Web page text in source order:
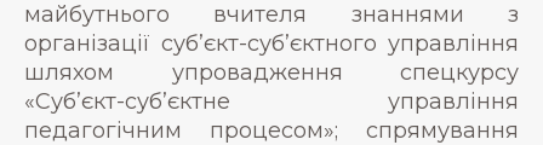
майбутнього вчителя знаннями з
організації суб’єкт-суб’єктного управління
шляхом упровадження спецкурсу
«Суб’єкт-суб’єктне управління
педагогічним процесом»; спрямування